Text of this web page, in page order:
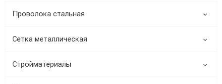
Проволока стальная
Сетка металлическая
Стройматериалы